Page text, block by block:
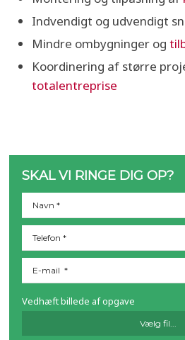
Indvendigt og udvendigt
Mindre ombygninger og
Koordinering af større
totalentreprise
SKAL VI RINGE DIG OP?
Vedhæft billede af opgave